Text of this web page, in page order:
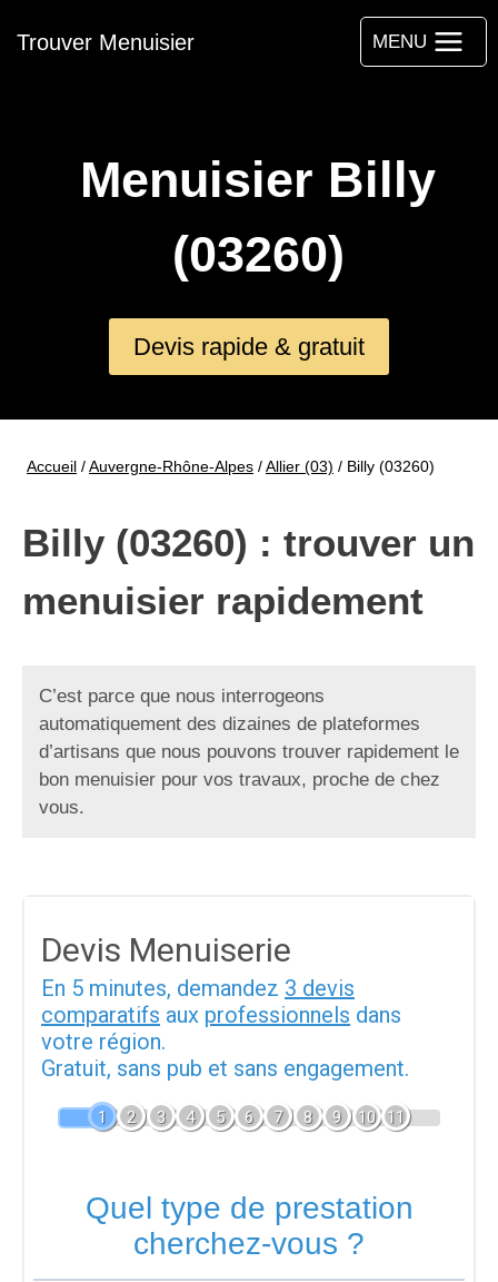
auTrouver Menuisier MENU
Menuisier Billy
(03260)
Devis rapide & gratuit
Accueil /Auvergne-Rhône-Alpes /Allier (03) / Billy (03260)
Billy (03260) : trouver un
menuisier rapidement
C’est parce que nous interrogeons
automatiquement des dizaines de plateformes
d’artisans que nous pouvons trouver rapidement le
bon menuisier pour vos travaux, proche de chez
vous.
Devis Menuiserie
En 5 minutes, demandez 3 devis
comparatifs aux professionnels dans
votre région.
Gratuit, sans pub et sans engagement.
1 2 3 4 5 6 7 8 9 10 11
Quel type de prestation
cherchez-vous ?